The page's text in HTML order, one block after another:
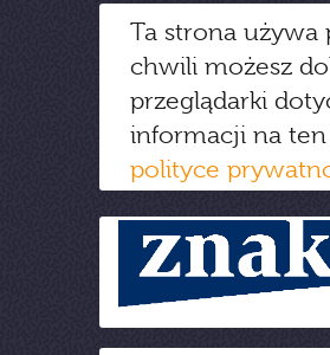
Ta strona używa
chwili możesz
przeglądarki
informacji na
polityce